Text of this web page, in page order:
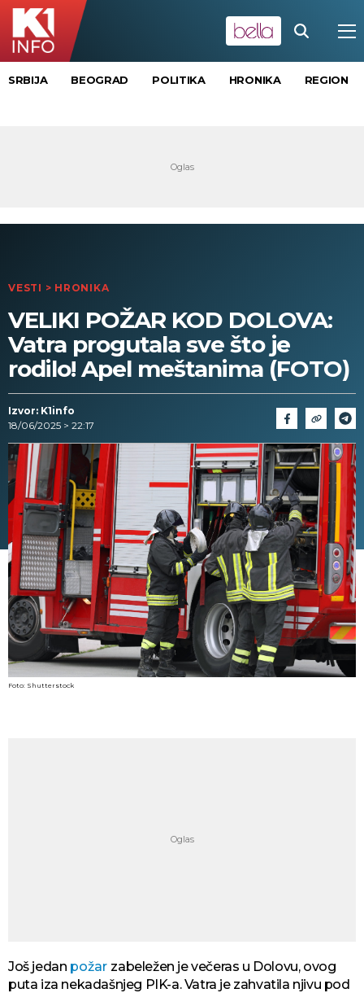
SRBIJA BEOGRAD POLITIKA HRONIKA REGION
VESTI > HRONIKA
VELIKI POŽAR KOD DOLOVA:
Vatra progutala sve što je
rodilo! Apel meštanima (FOTO)
Izvor: K1info
18/06/2025 > 22:17
Foto: Shutterstock
Još jedan požar zabeležen je večeras u Dolovu, ovog
puta iza nekadašnjeg PIK-a. Vatra je zahvatila njivu pod